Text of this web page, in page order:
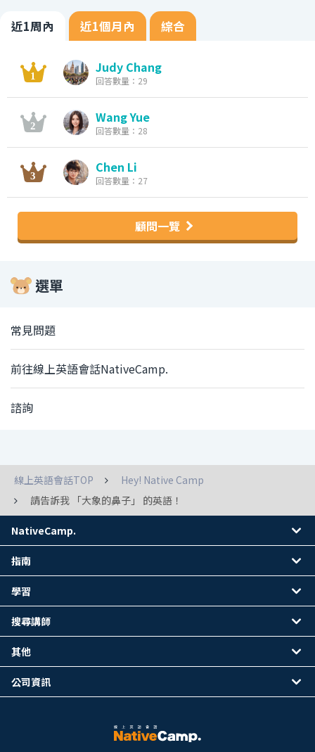
近1周內 近1個月內 綜合
Judy Chang
回答數量：29
Wang Yue
回答數量：28
Chen Li
回答數量：27
顧問一覽
選單
常見問題
前往線上英語會話NativeCamp.
諮詢
線上英語會話TOP
Hey! Native Camp
請告訴我 「大象的鼻子」 的英語！
NativeCamp.
指南
學習
搜尋講師
其他
公司資訊